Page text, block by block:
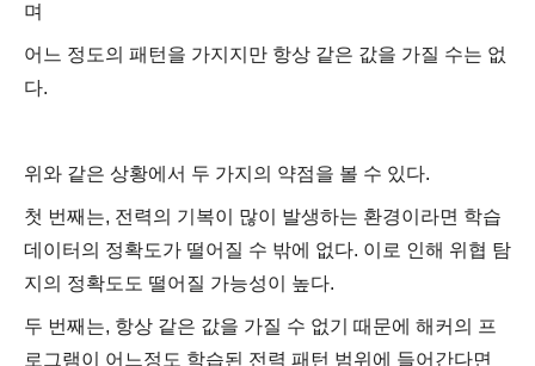
며
어느 정도의 패턴을 가지지만 항상 같은 값을 가질 수는 없
다.
위와 같은 상황에서 두 가지의 약점을 볼 수 있다.
첫 번째는, 전력의 기복이 많이 발생하는 환경이라면 학습
데이터의 정확도가 떨어질 수 밖에 없다. 이로 인해 위협 탐
지의 정확도도 떨어질 가능성이 높다.
두 번째는, 항상 같은 값을 가질 수 없기 때문에 해커의 프
로그램이 어느정도 학습된 전력 패턴 범위에 들어간다면